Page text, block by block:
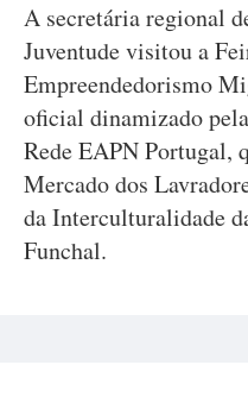
A secretária regional
Juventude visitou a
Empreendedorismo
oficial dinamizado
Rede EAPN Portugal,
Mercado dos
da Interculturalidade
Funchal.